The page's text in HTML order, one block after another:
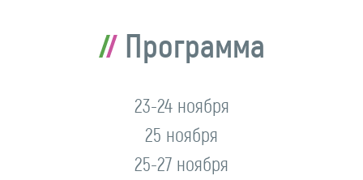
Программа
23-24 ноября
25 ноября
25-27 ноября